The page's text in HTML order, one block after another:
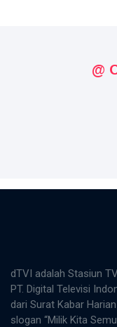
@
dTVI adalah Stasiun
PT. Digital Televisi
dari Surat Kabar
slogan “Milik Kita